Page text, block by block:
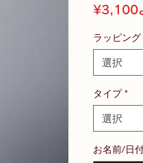
¥3,100
ラッピング
選択
タイプ *
選択
お名前/日